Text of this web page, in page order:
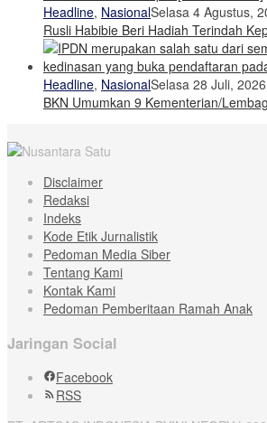
Headline, NasionalSelasa 4 Agustus,
Rusli Habibie Beri Hadiah Terindah
Headline, NasionalSelasa 28 Juli, 2026
BKN Umumkan 9 Kementerian/
Disclaimer
Redaksi
Indeks
Kode Etik Jurnalistik
Pedoman Media Siber
Tentang Kami
Kontak Kami
Pedoman Pemberitaan Ramah Anak
Jaringan Social
Facebook
RSS